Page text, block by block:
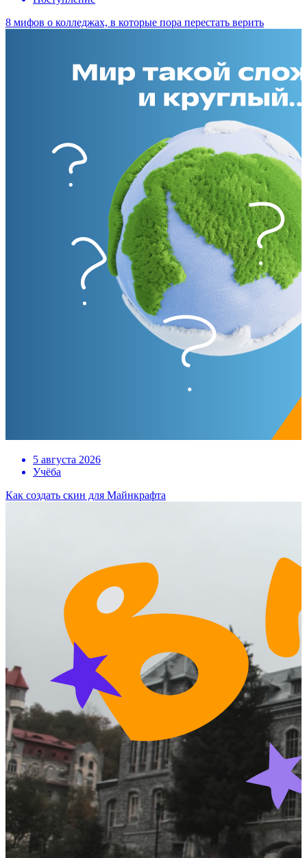
8 мифов о колледжах, в которые пора перестать верить
5 августа 2026
Учёба
Как создать скин для Майнкрафта